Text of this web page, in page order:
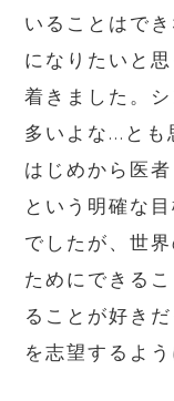
いることはで
になりたいと
着きました。
多いよな...とも
はじめから医
という明確な
でしたが、世
ためにできる
ることが好き
を志望するよ